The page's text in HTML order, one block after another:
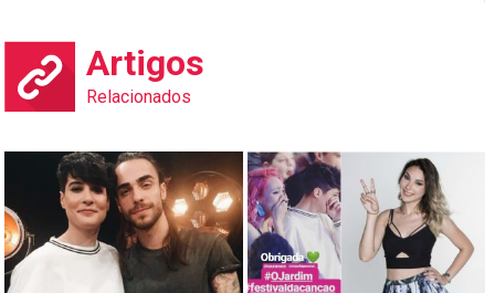
Artigos
Relacionados